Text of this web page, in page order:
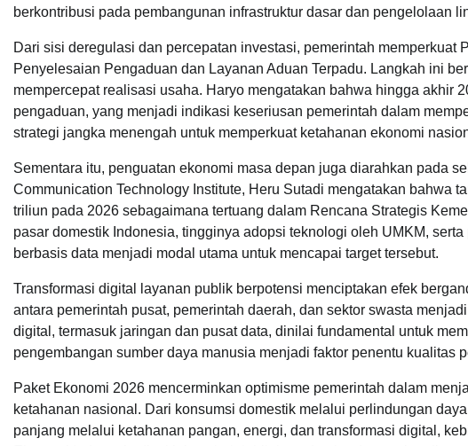
berkontribusi pada pembangunan infrastruktur dasar dan pengelolaan
Dari sisi deregulasi dan percepatan investasi, pemerintah
Penyelesaian Pengaduan dan Layanan Aduan Terpadu. Langkah ini
mempercepat realisasi usaha. Haryo mengatakan bahwa hingga akhir
pengaduan, yang menjadi indikasi keseriusan pemerintah dalam
strategi jangka menengah untuk memperkuat ketahanan ekonomi
Sementara itu, penguatan ekonomi masa depan juga diarahkan pada
Communication Technology Institute, Heru Sutadi mengatakan bahwa
triliun pada 2026 sebagaimana tertuang dalam Rencana Strategis
pasar domestik Indonesia, tingginya adopsi teknologi oleh UMKM,
berbasis data menjadi modal utama untuk mencapai target tersebut.
Transformasi digital layanan publik berpotensi menciptakan efek
antara pemerintah pusat, pemerintah daerah, dan sektor swasta
digital, termasuk jaringan dan pusat data, dinilai fundamental untuk
pengembangan sumber daya manusia menjadi faktor penentu kualitas
Paket Ekonomi 2026 mencerminkan optimisme pemerintah dalam
ketahanan nasional. Dari konsumsi domestik melalui perlindungan
panjang melalui ketahanan pangan, energi, dan transformasi digital,